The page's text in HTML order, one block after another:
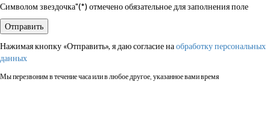
Символом звездочка"(*) отмечено обязательное для заполнения поле
Нажимая кнопку «Отправить», я даю согласие наобработку персональных
данных
Мы перезвоним в течение часа или в любое другое, указанное вами время